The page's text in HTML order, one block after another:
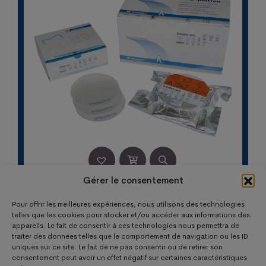
Gérer le consentement
Pour offrir les meilleures expériences, nous utilisons des technologies
telles que les cookies pour stocker et/ou accéder aux informations des
appareils. Le fait de consentir à ces technologies nous permettra de
traiter des données telles que le comportement de navigation ou les ID
uniques sur ce site. Le fait de ne pas consentir ou de retirer son
consentement peut avoir un effet négatif sur certaines caractéristiques
ERKOLOC-PRO DIAM 120 EP 3MM TRANSP (10)
57,70€Le
prix
initial
était :
52,90€Le
prix
actuel
est :